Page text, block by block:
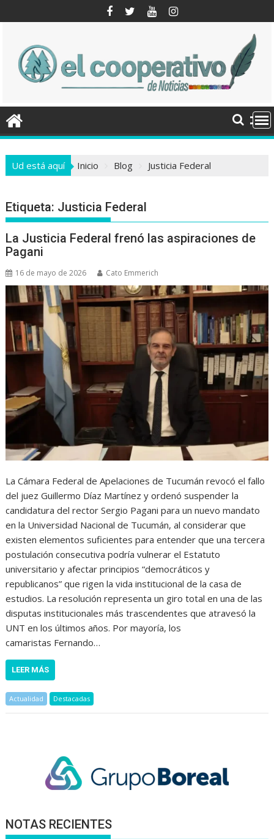
al
Ud está aquí Inicio Blog Justicia Federal
Etiqueta: Justicia Federal
La Justicia Federal frenó las aspiraciones de
Pagani
16 de mayo de 2026 Cato Emmerich
La Cámara Federal de Apelaciones de Tucumán revocó el fallo
del juez Guillermo Díaz Martínez y ordenó suspender la
candidatura del rector Sergio Pagani para un nuevo mandato
en la Universidad Nacional de Tucumán, al considerar que
existen elementos suficientes para entender que una tercera
postulación consecutiva podría vulnerar el Estatuto
universitario y afectar principios “democráticos y
republicanos” que rigen la vida institucional de la casa de
estudios. La resolución representa un giro total en una de las
disputas institucionales más trascendentes que atravesó la
UNT en los últimos años. Por mayoría, los
camaristas Fernando…
LEER MÁS
Actualidad Destacadas
NOTAS RECIENTES